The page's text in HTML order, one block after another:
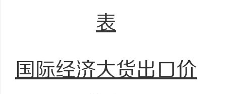
表
国际经济大货出口价